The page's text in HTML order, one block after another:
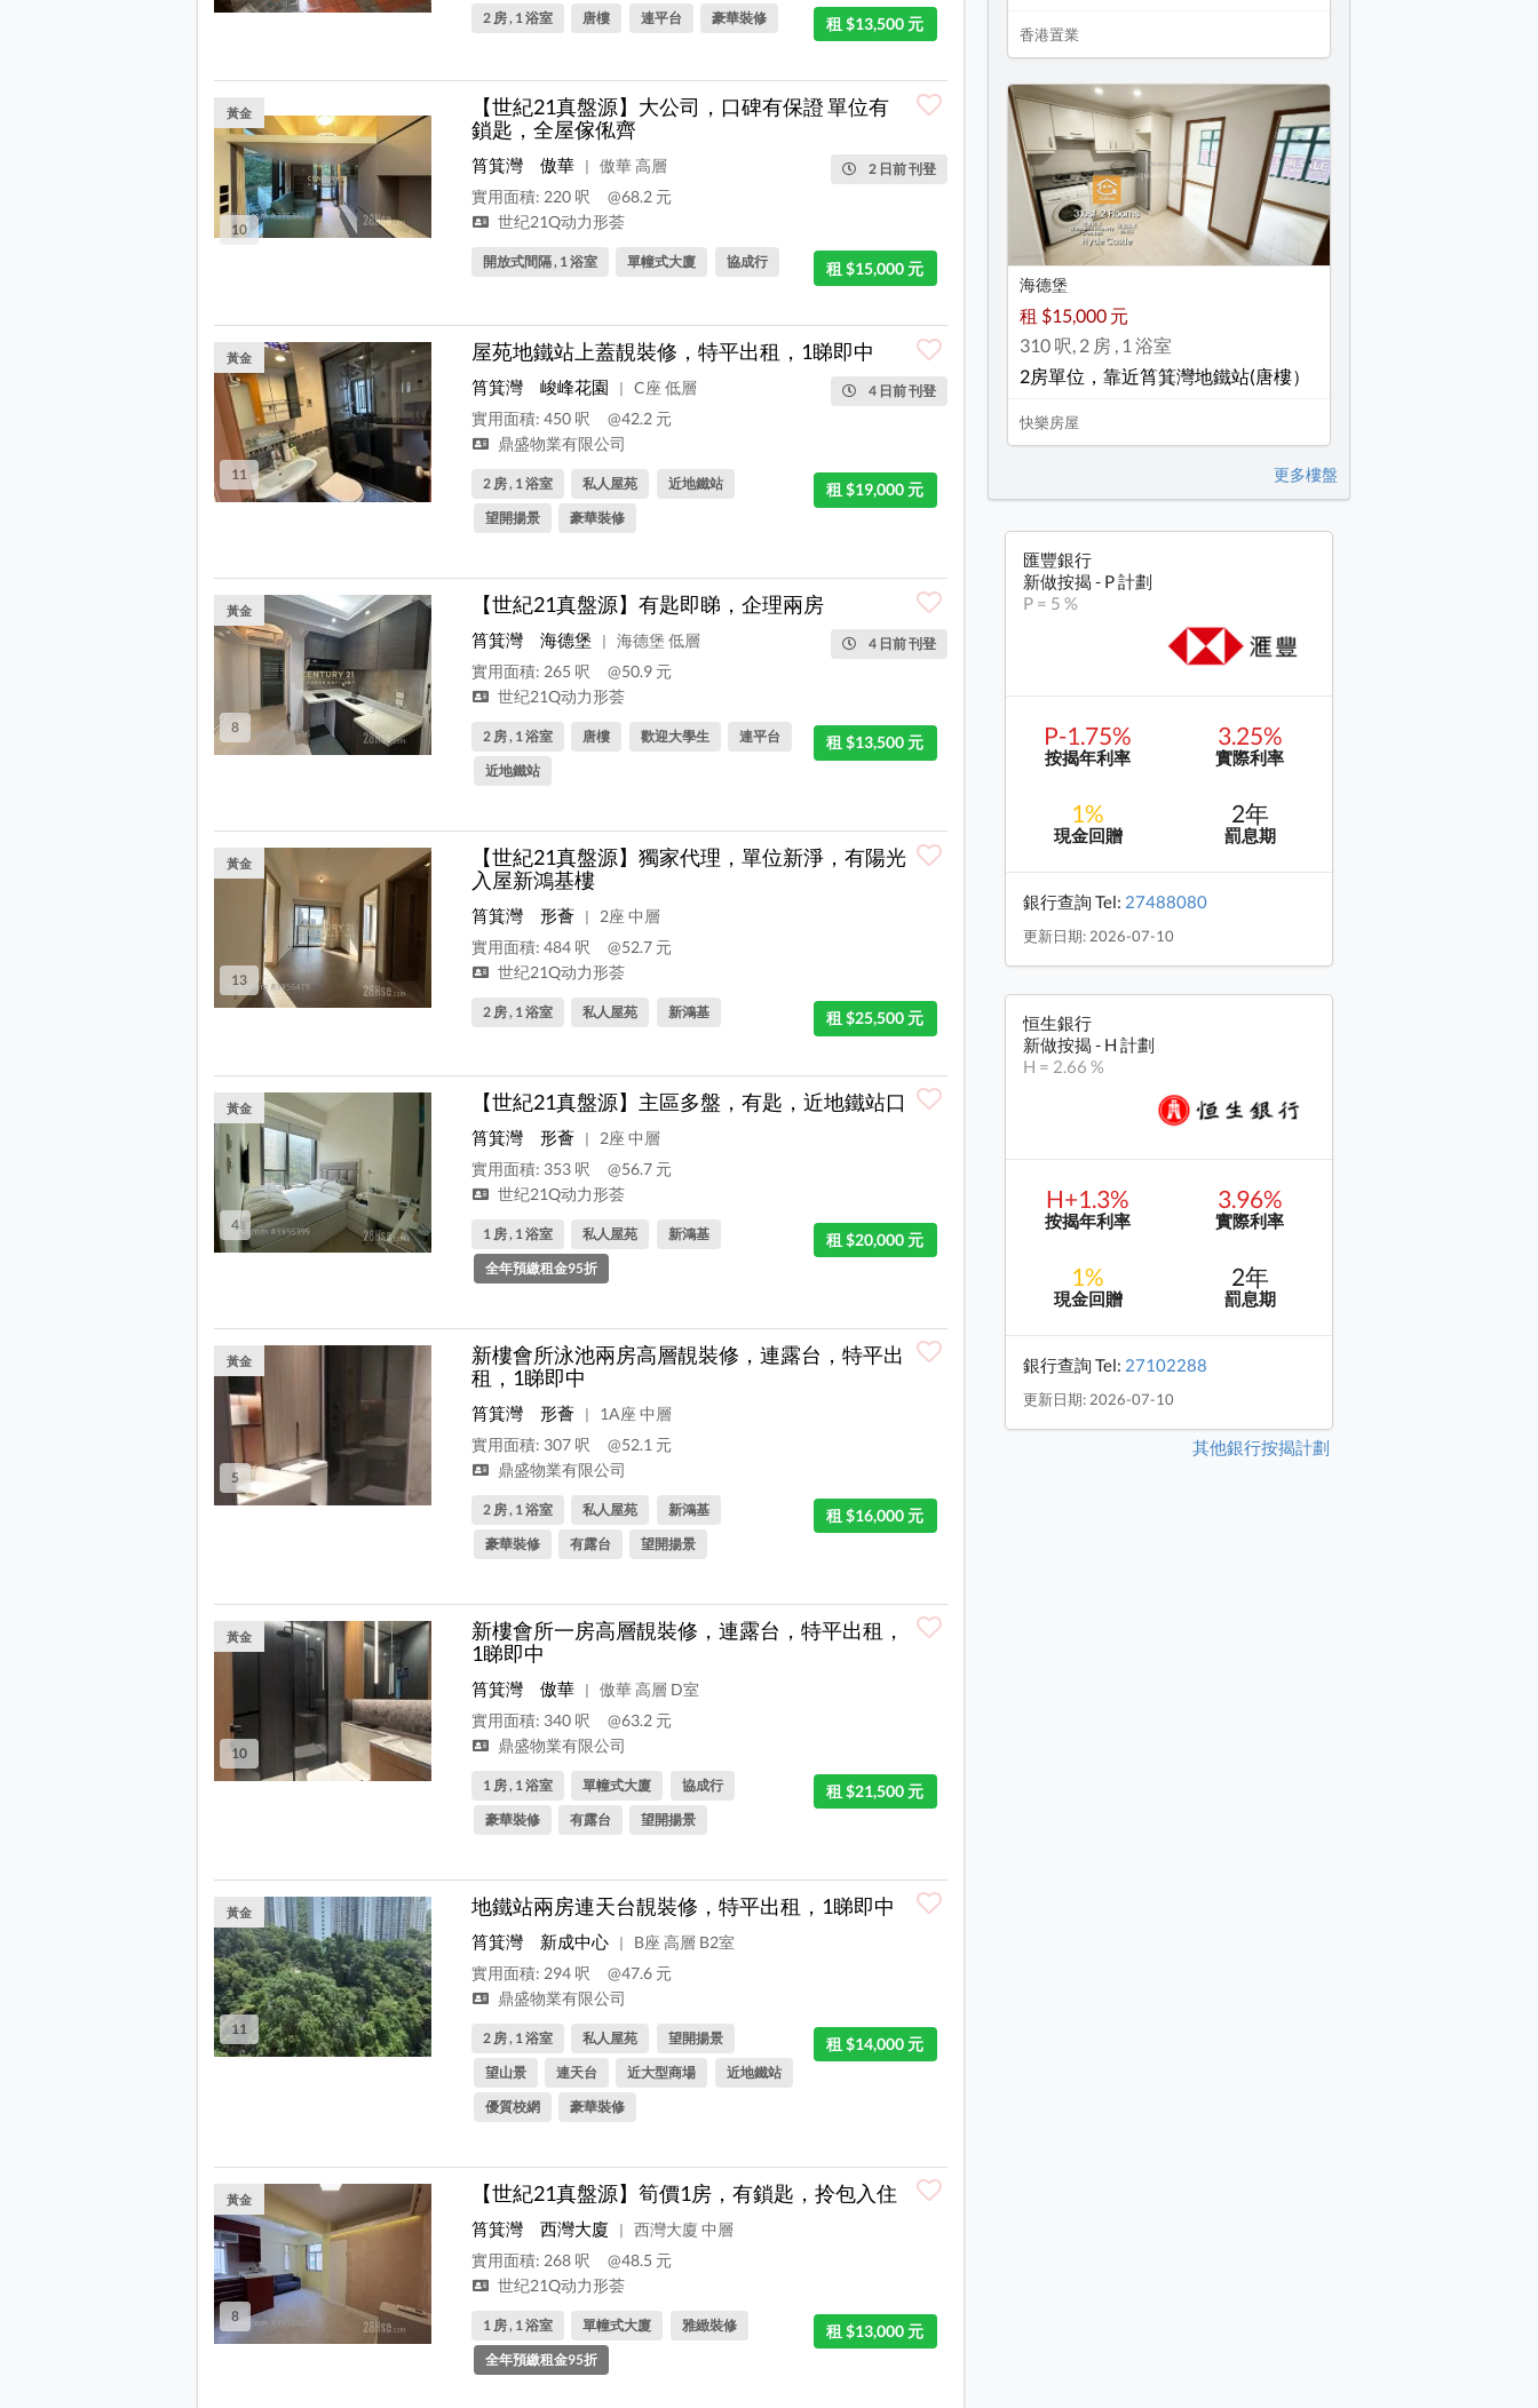
租 $13,500 元
2 房 , 1 浴室 唐樓 連平台 豪華裝修
10
黃金
【世紀21真盤源】大公司，口碑有保證 單位有
鎖匙，全屋傢俬齊
2 日前 刊登
筲箕灣 傲華 |
傲華 高層
實用面積: 220 呎
@68.2 元
世纪21Q动力形荟
租 $15,000 元
開放式間隔 , 1 浴室 單幢式大廈 協成行
11
黃金 屋苑地鐵站上蓋靚裝修，特平出租，1睇即中
4 日前 刊登
筲箕灣 峻峰花園 |
C座 低層
實用面積: 450 呎
@42.2 元
鼎盛物業有限公司
租 $19,000 元
2 房 , 1 浴室 私人屋苑
近地鐵站
望開揚景
豪華裝修
8
黃金 【世紀21真盤源】有匙即睇，企理兩房
4 日前 刊登
筲箕灣 海德堡 |
海德堡 低層
實用面積: 265 呎
@50.9 元
世纪21Q动力形荟
租 $13,500 元
2 房 , 1 浴室 唐樓 歡迎大學生
連平台
近地鐵站
13
黃金
【世紀21真盤源】獨家代理，單位新淨，有陽光
入屋新鴻基樓
筲箕灣 形薈 |
2座 中層
實用面積: 484 呎
@52.7 元
世纪21Q动力形荟
租 $25,500 元
2 房 , 1 浴室 私人屋苑 新鴻基
4
黃金 【世紀21真盤源】主區多盤，有匙，近地鐵站口
筲箕灣 形薈 |
2座 中層
實用面積: 353 呎
@56.7 元
世纪21Q动力形荟
租 $20,000 元
1 房 , 1 浴室 私人屋苑
新鴻基
全年預繳租金95折
5
黃金
新樓會所泳池兩房高層靚裝修，連露台，特平出
租，1睇即中
筲箕灣 形薈 |
1A座 中層
實用面積: 307 呎
@52.1 元
鼎盛物業有限公司
租 $16,000 元
2 房 , 1 浴室 私人屋苑
新鴻基
豪華裝修
有露台 望開揚景
10
黃金
新樓會所一房高層靚裝修，連露台，特平出租，
1睇即中
筲箕灣 傲華 |
傲華 高層 D室
實用面積: 340 呎
@63.2 元
鼎盛物業有限公司
租 $21,500 元
1 房 , 1 浴室 單幢式大廈
協成行
豪華裝修
有露台 望開揚景
11
黃金 地鐵站兩房連天台靚裝修，特平出租，1睇即中
筲箕灣 新成中心 |
B座 高層 B2室
實用面積: 294 呎
@47.6 元
鼎盛物業有限公司
租 $14,000 元
2 房 , 1 浴室 私人屋苑
望開揚景
望山景
連天台 近大型商場
近地鐵站
優質校網
豪華裝修
8
黃金 【世紀21真盤源】筍價1房，有鎖匙，拎包入住
筲箕灣 西灣大廈 |
西灣大廈 中層
實用面積: 268 呎
@48.5 元
世纪21Q动力形荟
租 $13,000 元
1 房 , 1 浴室 單幢式大廈
雅緻裝修
全年預繳租金95折
香港置業
海德堡
租 $15,000 元
310 呎, 2 房 , 1 浴室
2房單位，靠近筲箕灣地鐵站(唐樓）
快樂房屋
更多樓盤
匯豐銀行
新做按揭 - P 計劃
P = 5 %
P-1.75%
按揭年利率
3.25%
實際利率
1%
現金回贈
2年
罰息期
銀行查詢 Tel: 27488080
更新日期: 2026-07-10
恒生銀行
新做按揭 - H 計劃
H = 2.66 %
H+1.3%
按揭年利率
3.96%
實際利率
1%
現金回贈
2年
罰息期
銀行查詢 Tel: 27102288
更新日期: 2026-07-10
其他銀行按揭計劃